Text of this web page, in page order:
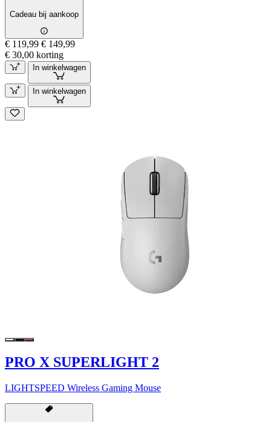
Cadeau bij aankoop
€ 119,99 € 149,99
€ 30,00 korting
In winkelwagen
In winkelwagen
PRO X SUPERLIGHT 2
LIGHTSPEED Wireless Gaming Mouse